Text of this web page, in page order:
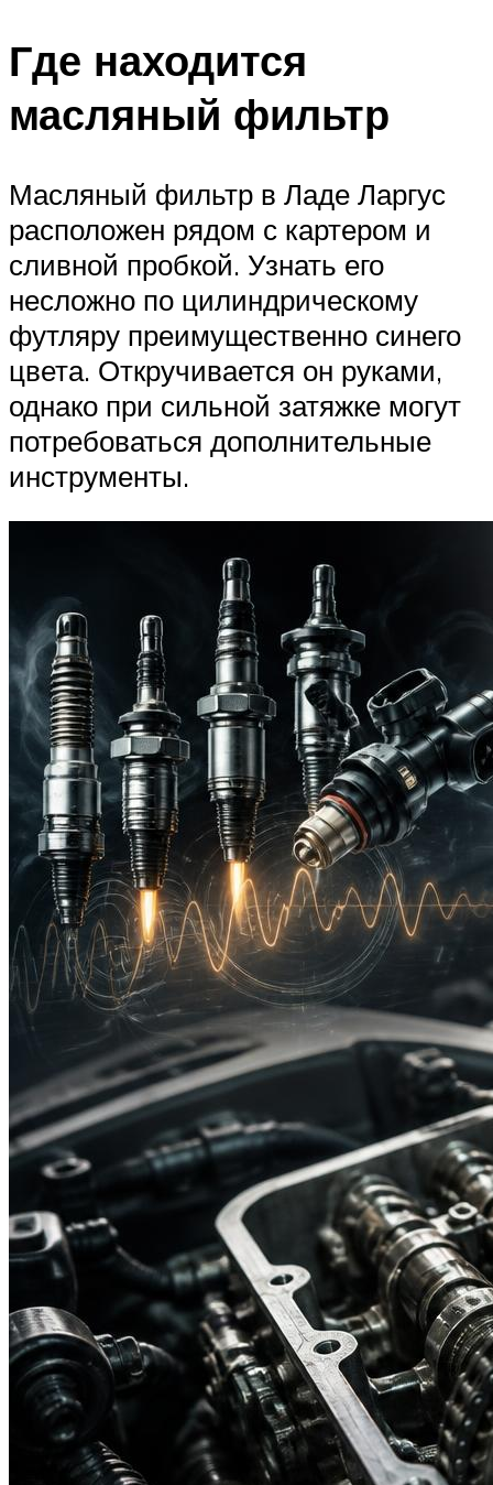
Где находится
масляный фильтр
Масляный фильтр в Ладе Ларгус
расположен рядом с картером и
сливной пробкой. Узнать его
несложно по цилиндрическому
футляру преимущественно синего
цвета. Откручивается он руками,
однако при сильной затяжке могут
потребоваться дополнительные
инструменты.